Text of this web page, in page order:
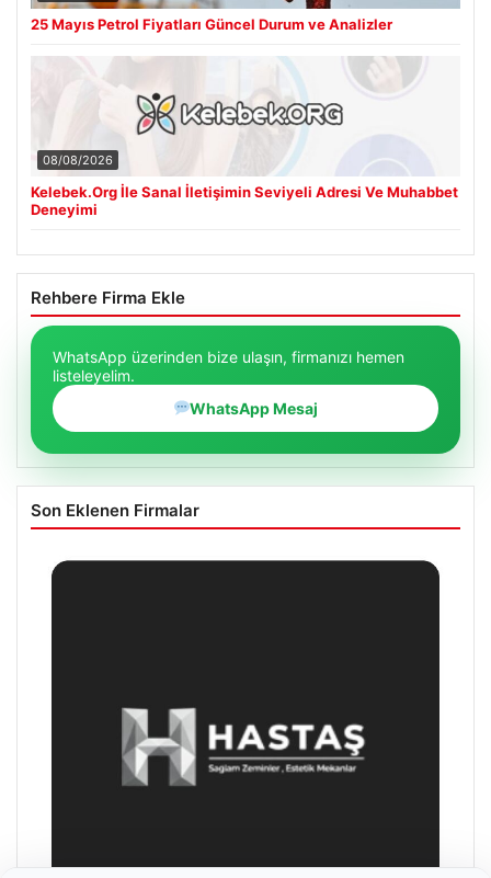
25 Mayıs Petrol Fiyatları Güncel Durum ve Analizler
08/08/2026
Kelebek.Org İle Sanal İletişimin Seviyeli Adresi Ve Muhabbet
Deneyimi
Rehbere Firma Ekle
WhatsApp üzerinden bize ulaşın, firmanızı hemen
listeleyelim.
WhatsApp Mesaj
Son Eklenen Firmalar